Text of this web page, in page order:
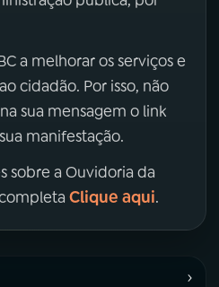
a melhorar os serviços e
cidadão. Por isso, não
sua mensagem o link
manifestação.
sobre a Ouvidoria da
Clique aqui.
›